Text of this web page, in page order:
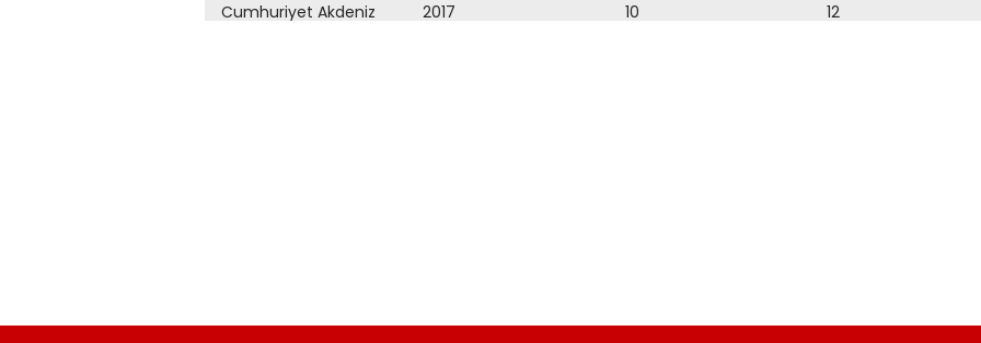
Cumhuriyet Akdeniz
Cumhuriyet Çevre
2017
2009
10
12
20